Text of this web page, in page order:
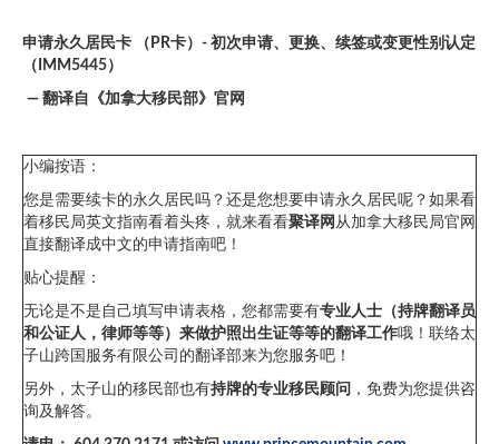
申请永久居民卡 （PR卡）- 初次申请、更换、续签或变更性别认定
（IMM5445）
— 翻译自《加拿大移民部》官网
小编按语：
您是需要续卡的永久居民吗？还是您想要申请永久居民呢？如果看
着移民局英文指南看着头疼，就来看看聚译网 从加拿大移民局官网
直接翻译成中文的申请指南吧！
贴心提醒：
无论是不是自己填写申请表格，您都需要有专业人士 （持牌翻译员
和公证人，律师等等） 来做护照出生证等等的翻译工作哦！联络太
子山跨国服务有限公司的翻译部来为您服务吧！
另外，太子山的移民部也有持牌的专业移民顾问
，免费为您提供咨
询及解答。